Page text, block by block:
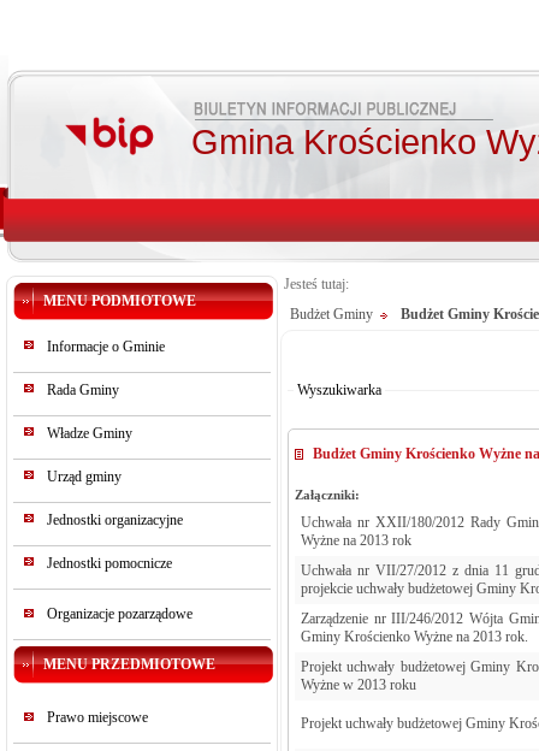
Gmina Krościenko
MENU PODMIOTOWE
Informacje o Gminie
Rada Gminy
Władze Gminy
Urząd gminy
Jednostki organizacyjne
Jednostki pomocnicze
Organizacje pozarządowe
MENU PRZEDMIOTOWE
Prawo miejscowe
Jesteś tutaj:
Budżet Gminy
Budżet Gminy
Wyszukiwarka
Budżet Gminy Krościenko Wyżne
Załączniki:
Uchwała nr XXII/180/2012 Rady
Wyżne na 2013 rok
Uchwała nr VII/27/2012 z dnia 11
projekcie uchwały budżetowej Gminy
Zarządzenie nr III/246/2012 Wójta
Gminy Krościenko Wyżne na 2013 rok.
Projekt uchwały budżetowej Gminy
Wyżne w 2013 roku
Projekt uchwały budżetowej Gminy